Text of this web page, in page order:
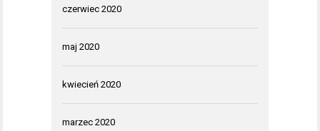
czerwiec 2020
maj 2020
kwiecień 2020
marzec 2020